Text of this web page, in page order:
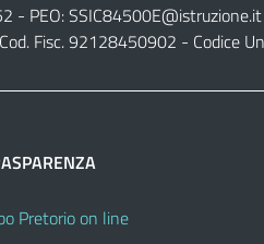
- PEO:SSIC84500E@istruzione.it
Fisc. 92128450902 - Codice
Pretorio on line